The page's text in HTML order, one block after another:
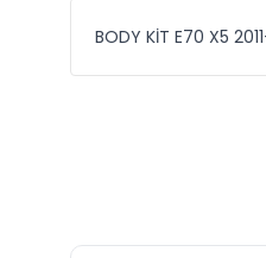
BODY KİT E70 X5